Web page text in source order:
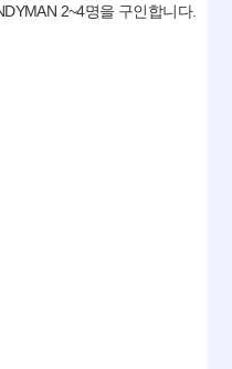
2~4명을 구인합니다.